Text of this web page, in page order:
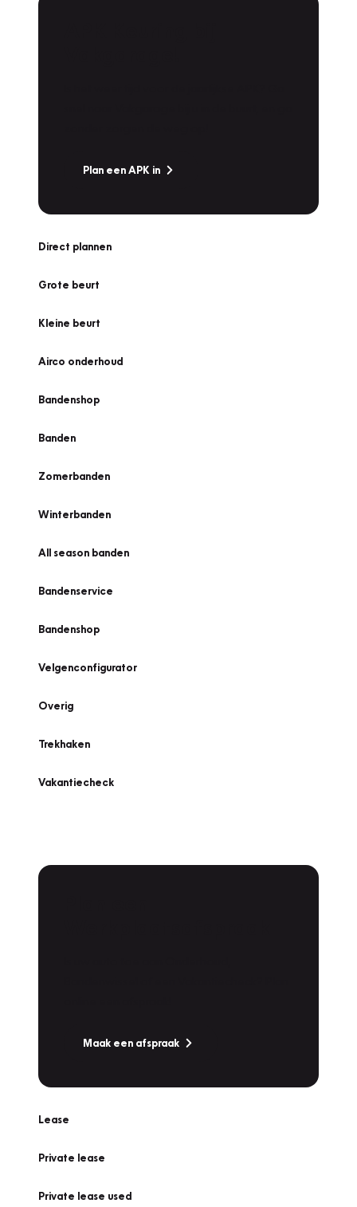
Plan een APK in
Direct plannen
Grote beurt
Kleine beurt
Airco onderhoud
Bandenshop
Banden
Zomerbanden
Winterbanden
All season banden
Bandenservice
Bandenshop
Velgenconfigurator
Overig
Trekhaken
Vakantiecheck
Maak een afspraak
Lease
Private lease
Private lease used